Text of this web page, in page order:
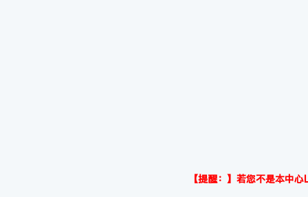
【提醒：】若您不是本中